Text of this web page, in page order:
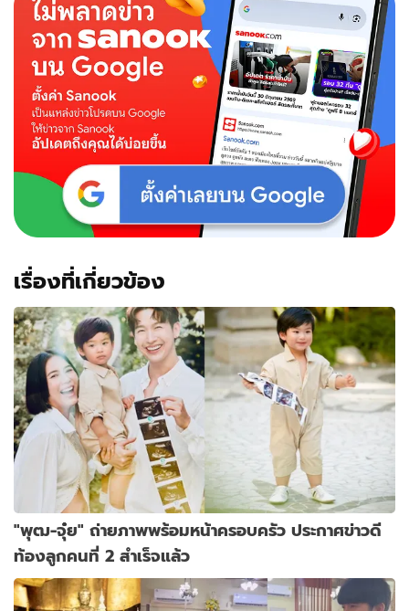
ห้อง
นอน
เห็น
เต็มๆ
เตรียม
ต้อนรับ
คน
เรื่องที่เกี่ยวข้อง
"พุฒ-จุ๋ย" ถ่ายภาพพร้อมหน้าครอบครัว ประกาศข่าวดี
ท้องลูกคนที่ 2 สำเร็จแล้ว